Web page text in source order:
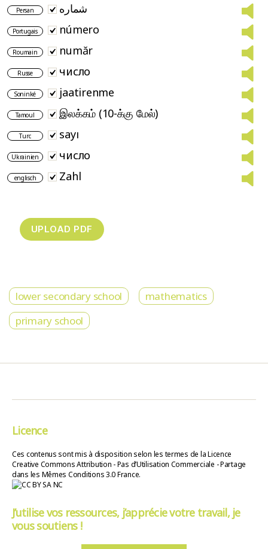
Persan شماره
Portugais número
Roumain număr
Russe число
Soninké jaatirenme
Tamoul இலக்கம் (10-க்கு மேல்)
Turc sayı
Ukrainien число
englisch Zahl
lower secondary school
mathematics
primary school
Licence
Ces contenus sont mis à disposition selon les termes de la Licence
Creative Commons Attribution - Pas d’Utilisation Commerciale - Partage
dans les Mêmes Conditions 3.0 France.
J’utilise vos ressources, j’apprécie votre travail, je
vous soutiens !